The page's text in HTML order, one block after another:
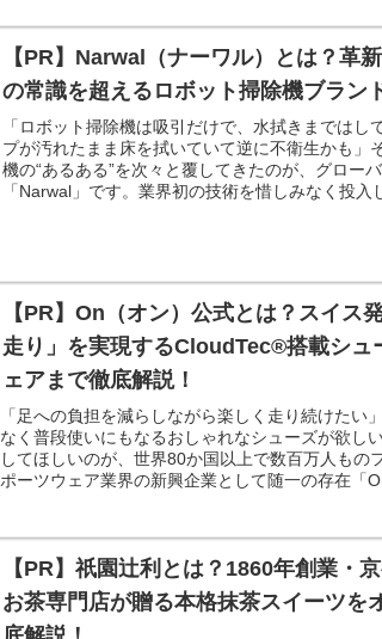
【PR】Narwal（ナーワル）とは？革
の常識を超えるロボット掃除機ブラン
「ロボット掃除機は吸引だけで、水拭きまではし
プが汚れたまま床を拭いていて逆に不衛生かも」
機の“あるある”を次々と覆してきたのが、グロー
「Narwal」です。業界初の技術を惜しみなく投入
【PR】On（オン）公式とは？スイス
走り」を実現するCloudTec®搭載シュ
ェアまで徹底解説！
「足への負担を減らしながら楽しく走り続けたい
なく普段使いにもなるおしゃれなシューズが欲し
してほしいのが、世界80か国以上で数百万人もの
ポーツウェア業界の新興企業として随一の存在「
【PR】祇園辻利とは？1860年創業・
お茶専門店が贈る本格抹茶スイーツを